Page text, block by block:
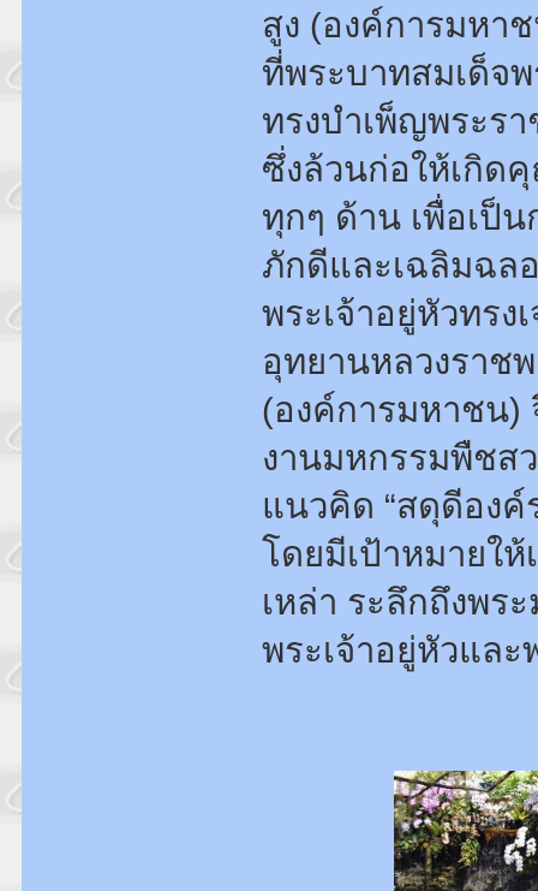
สูง (องค์การมห
ที่พระบาทสมเด็จ
ทรงบำเพ็ญพระร
ซึ่งล้วนก่อให้เกิด
ทุกๆ ด้าน เพื่อเป็น
ภักดีและเฉลิมฉล
พระเจ้าอยู่หัวทร
อุทยานหลวงราช
(องค์การมหาชน)
งานมหกรรมพืชส
แนวคิด “สดุดีอง
โดยมีเป้าหมายใ
เหล่า ระลึกถึงพ
พระเจ้าอยู่หัวแล